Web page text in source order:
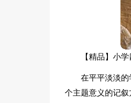
【精品】小
在平平淡淡
个主题意义的记